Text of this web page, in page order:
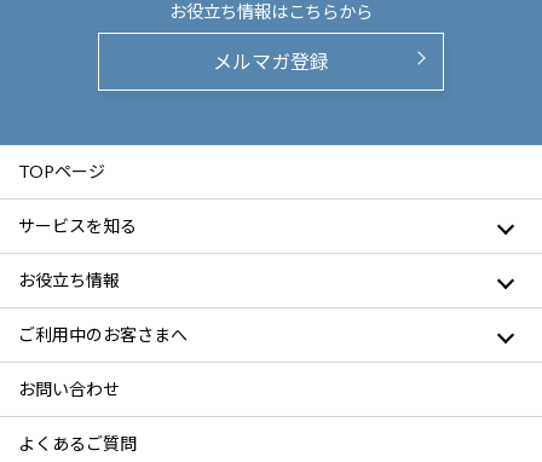
お役立ち情報はこちらから
メルマガ登録
TOPページ
サービスを知る
お役立ち情報
ご利用中のお客さまへ
お問い合わせ
よくあるご質問